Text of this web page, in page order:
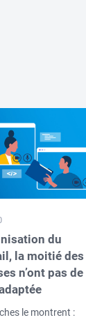
du
la moitié des
n’ont pas de
le montrent :